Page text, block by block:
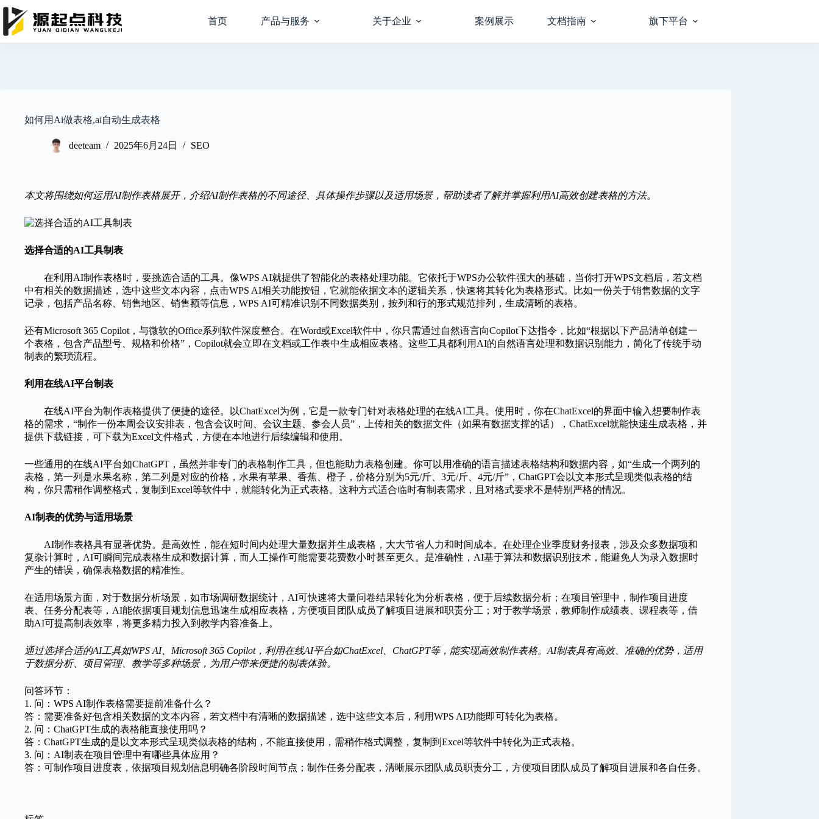
跳
内
首页 产品与服务 关于企业 案例展示 文档指南 旗下平台
如何用Ai做表格,ai自动生成表格
deeteam 2025年6月24日 SEO
本文将围绕如何运用AI制作表格展开，介绍AI制作表格的不同途径、具体操作步骤以及适用场景，帮助读者了解并掌握利用AI高效创建表格的方法。
选择合适的AI工具制表
在利用AI制作表格时，要挑选合适的工具。像WPS AI就提供了智能化的表格处理功能。它依托于WPS办公软件强大的基础，当你打开WPS文档后，若文档
中有相关的数据描述，选中这些文本内容，点击WPS AI相关功能按钮，它就能依据文本的逻辑关系，快速将其转化为表格形式。比如一份关于销售数据的文字
记录，包括产品名称、销售地区、销售额等信息，WPS AI可精准识别不同数据类别，按列和行的形式规范排列，生成清晰的表格。
还有Microsoft 365 Copilot，与微软的Office系列软件深度整合。在Word或Excel软件中，你只需通过自然语言向Copilot下达指令，比如“根据以下产品清单创建一
个表格，包含产品型号、规格和价格”，Copilot就会立即在文档或工作表中生成相应表格。这些工具都利用AI的自然语言处理和数据识别能力，简化了传统手动
制表的繁琐流程。
利用在线AI平台制表
在线AI平台为制作表格提供了便捷的途径。以ChatExcel为例，它是一款专门针对表格处理的在线AI工具。使用时，你在ChatExcel的界面中输入想要制作表
格的需求，“制作一份本周会议安排表，包含会议时间、会议主题、参会人员”，上传相关的数据文件（如果有数据支撑的话），ChatExcel就能快速生成表格，并
提供下载链接，可下载为Excel文件格式，方便在本地进行后续编辑和使用。
一些通用的在线AI平台如ChatGPT，虽然并非专门的表格制作工具，但也能助力表格创建。你可以用准确的语言描述表格结构和数据内容，如“生成一个两列的
表格，第一列是水果名称，第二列是对应的价格，水果有苹果、香蕉、橙子，价格分别为5元/斤、3元/斤、4元/斤”，ChatGPT会以文本形式呈现类似表格的结
构，你只需稍作调整格式，复制到Excel等软件中，就能转化为正式表格。这种方式适合临时有制表需求，且对格式要求不是特别严格的情况。
AI制表的优势与适用场景
AI制作表格具有显著优势。是高效性，能在短时间内处理大量数据并生成表格，大大节省人力和时间成本。在处理企业季度财务报表，涉及众多数据项和
复杂计算时，AI可瞬间完成表格生成和数据计算，而人工操作可能需要花费数小时甚至更久。是准确性，AI基于算法和数据识别技术，能避免人为录入数据时
产生的错误，确保表格数据的精准性。
在适用场景方面，对于数据分析场景，如市场调研数据统计，AI可快速将大量问卷结果转化为分析表格，便于后续数据分析；在项目管理中，制作项目进度
表、任务分配表等，AI能依据项目规划信息迅速生成相应表格，方便项目团队成员了解项目进展和职责分工；对于教学场景，教师制作成绩表、课程表等，借
助AI可提高制表效率，将更多精力投入到教学内容准备上。
通过选择合适的AI工具如WPS AI、Microsoft 365 Copilot，利用在线AI平台如ChatExcel、ChatGPT等，能实现高效制作表格。AI制表具有高效、准确的优势，适用
于数据分析、项目管理、教学等多种场景，为用户带来便捷的制表体验。
问答环节：
1. 问：WPS AI制作表格需要提前准备什么？
答：需要准备好包含相关数据的文本内容，若文档中有清晰的数据描述，选中这些文本后，利用WPS AI功能即可转化为表格。
2. 问：ChatGPT生成的表格能直接使用吗？
答：ChatGPT生成的是以文本形式呈现类似表格的结构，不能直接使用，需稍作格式调整，复制到Excel等软件中转化为正式表格。
3. 问：AI制表在项目管理中有哪些具体应用？
答：可制作项目进度表，依据项目规划信息明确各阶段时间节点；制作任务分配表，清晰展示团队成员职责分工，方便项目团队成员了解项目进展和各自任务。